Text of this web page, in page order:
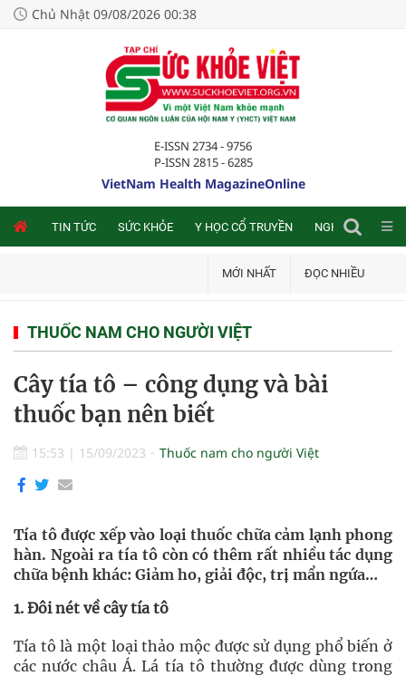
Chủ Nhật 09/08/2026 00:38
E-ISSN 2734 - 9756
P-ISSN 2815 - 6285
VietNam Health MagazineOnline
TIN TỨC SỨC KHỎE Y HỌC CỔ TRUYỀN NGHIÊN CỨU
MỚI NHẤT ĐỌC NHIỀU
THUỐC NAM CHO NGƯỜI VIỆT
Cây tía tô – công dụng và bài
thuốc bạn nên biết
15:53 | 15/09/2023 Thuốc nam cho người Việt
Tía tô được xếp vào loại thuốc chữa cảm lạnh phong
hàn. Ngoài ra tía tô còn có thêm rất nhiều tác dụng
chữa bệnh khác: Giảm ho, giải độc, trị mẩn ngứa…
1. Đôi nét về cây tía tô
Tía tô là một loại thảo mộc được sử dụng phổ biến ở
các nước châu Á. Lá tía tô thường được dùng trong